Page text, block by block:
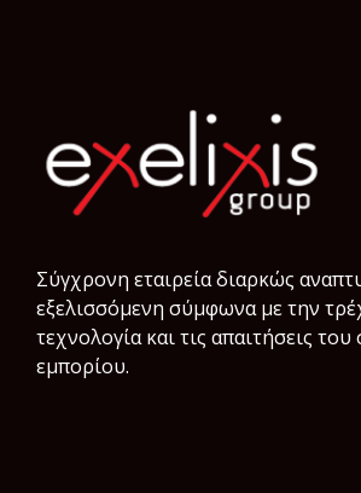
Σύγχρονη εταιρεία διαρκώς
εξελισσόμενη σύμφωνα µε την
τεχνολογία και τις απαιτήσεις
εμπορίου.